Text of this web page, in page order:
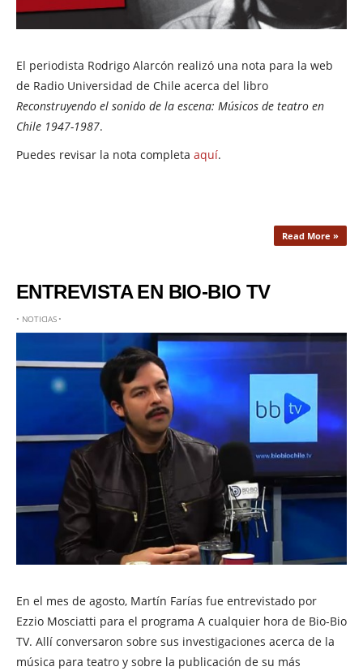
El periodista Rodrigo Alarcón realizó una nota para la web
de Radio Universidad de Chile acerca del libro
Reconstruyendo el sonido de la escena: Músicos de teatro en
Chile 1947-1987.
Puedes revisar la nota completa aquí.
Read More »
ENTREVISTA EN BIO-BIO TV
• NOTICIAS•
En el mes de agosto, Martín Farías fue entrevistado por
Ezzio Mosciatti para el programa A cualquier hora de Bio-Bio
TV. Allí conversaron sobre sus investigaciones acerca de la
música para teatro y sobre la publicación de su más